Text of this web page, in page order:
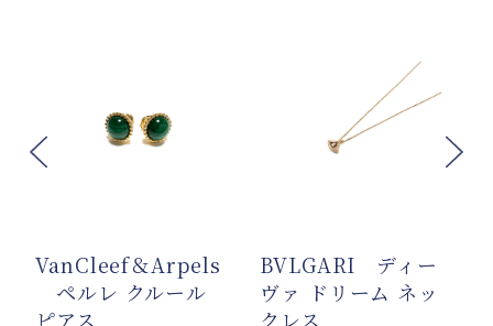
VanCleef＆Arpels
ペルレ クルール
ピアス
BVLGARI ディー
ヴァ ドリーム ネッ
クレス